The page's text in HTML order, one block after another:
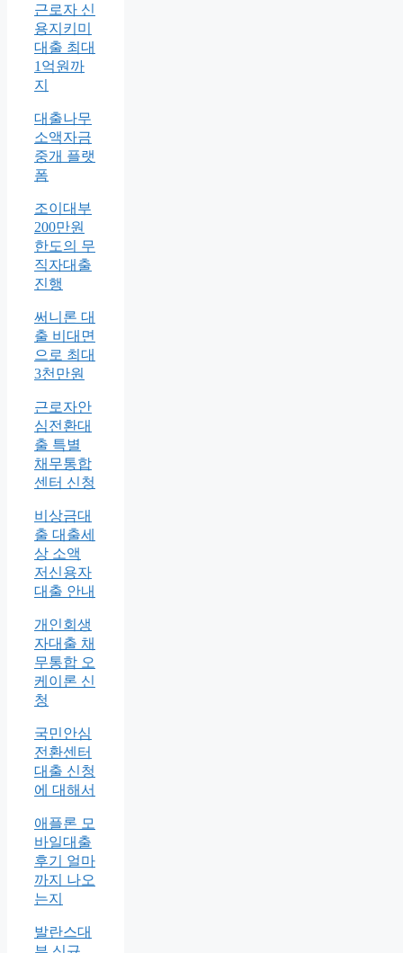
근로자 신
용지키미
대출 최대
1억원까
지
대출나무
소액자금
중개 플랫
폼
조이대부
200만원
한도의 무
직자대출
진행
써니론 대
출 비대면
으로 최대
3천만원
근로자안
심전환대
출 특별
채무통합
센터 신청
비상금대
출 대출세
상 소액
저신용자
대출 안내
개인회생
자대출 채
무통합 오
케이론 신
청
국민안심
전환센터
대출 신청
에 대해서
애플론 모
바일대출
후기 얼마
까지 나오
는지
발란스대